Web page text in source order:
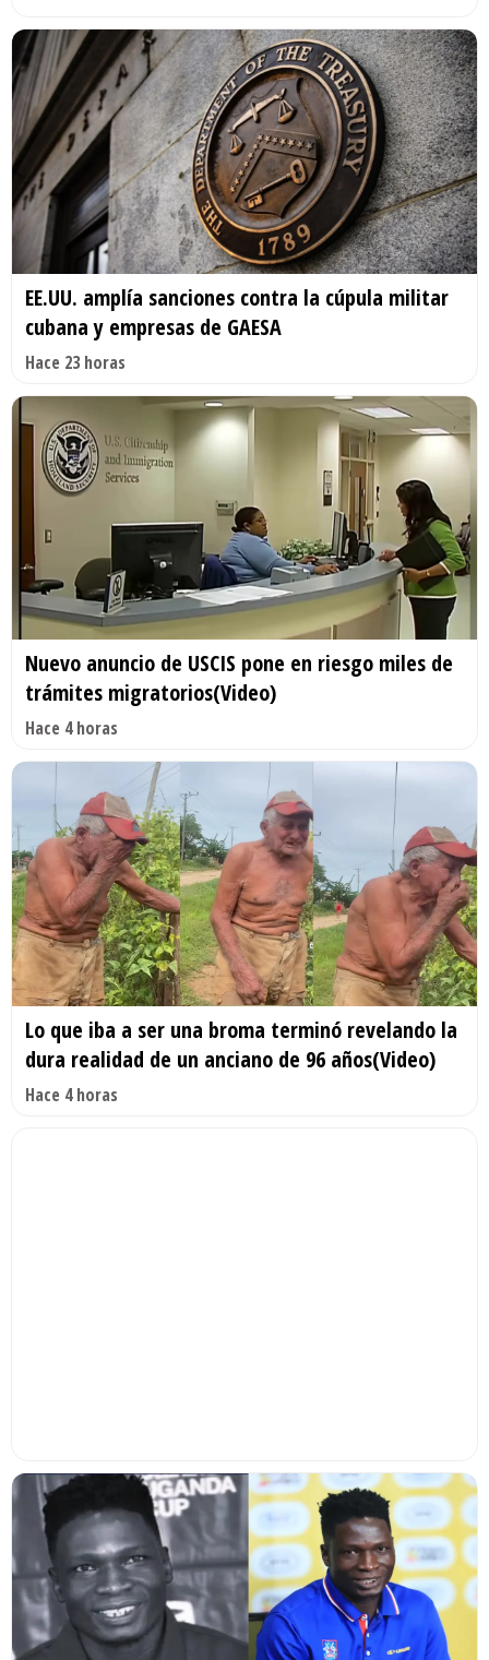
EE.UU. amplía sanciones contra la cúpula militar
cubana y empresas de GAESA
Hace 23 horas
Nuevo anuncio de USCIS pone en riesgo miles de
trámites migratorios(Video)
Hace 4 horas
Lo que iba a ser una broma terminó revelando la
dura realidad de un anciano de 96 años(Video)
Hace 4 horas